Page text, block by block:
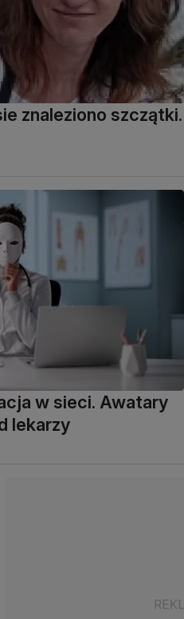
znaleziono szczątki.
w sieci. Awatary
lekarzy